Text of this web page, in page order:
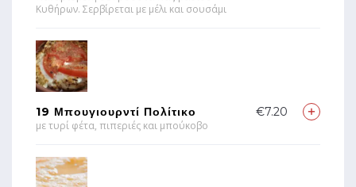
Κυθήρων. Σερβίρεται με μέλι και σουσάμι
19 Μπουγιουρντί Πολίτικο
με τυρί φέτα, πιπεριές και μπούκοβο
€7.20